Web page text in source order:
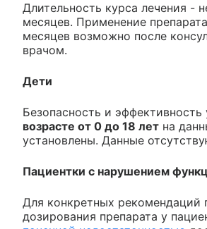
Длительность курса лечения -
месяцев. Применение
месяцев возможно после
врачом.
Дети
Безопасность и эффективность
возрасте от 0 до 18 лет на
установлены. Данные
Пациентки с нарушением
Для конкретных рекомендаций
дозирования препарата у